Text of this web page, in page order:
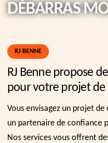
DÉBARRAS
RJ BENNE
RJ Benne propose
pour votre projet de
Vous envisagez un projet
un partenaire de confiance
Nos services vous offrent